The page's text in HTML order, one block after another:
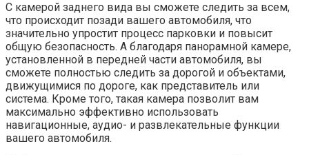
С камерой заднего вида вы сможете следить за всем,
что происходит позади вашего автомобиля, что
значительно упростит процесс парковки и повысит
общую безопасность. А благодаря панорамной камере,
установленной в передней части автомобиля, вы
сможете полностью следить за дорогой и объектами,
движущимися по дороге, как представитель или
система. Кроме того, такая камера позволит вам
максимально эффективно использовать
навигационные, аудио- и развлекательные функции
вашего автомобиля.